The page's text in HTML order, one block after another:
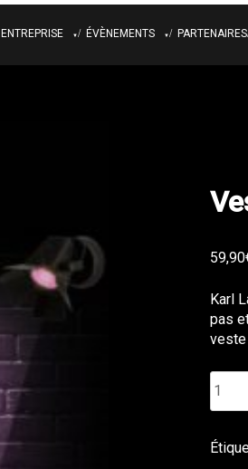
ENTREPRISE
COMITÉ D’ENTREPRISE
ÉVÈNEMENTS
ANNIVERSAIRE
PARTENAIRES
59,90
Karl
pas
veste
de
de
soirée